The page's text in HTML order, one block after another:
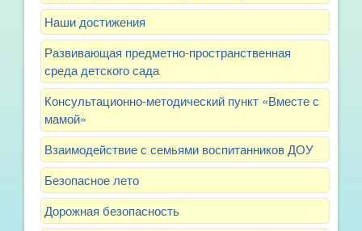
Наши достижения
Развивающая предметно-пространственная
среда детского сада
Консультационно-методический пункт «Вместе с
мамой»
Взаимодействие с семьями воспитанников ДОУ
Безопасное лето
Дорожная безопасность